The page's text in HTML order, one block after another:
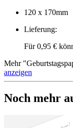
120 x 170mm
Lieferung:
Für 0,95 €
Mehr"
anzeigen
Noch mehr